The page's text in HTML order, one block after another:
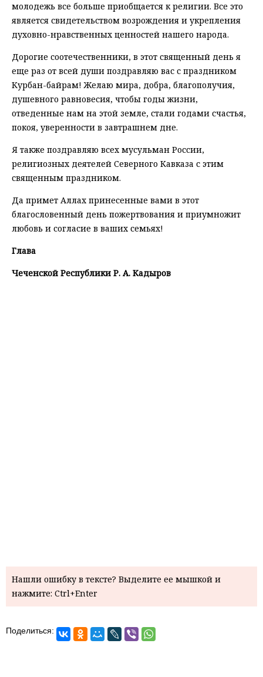
молодежь все больше приобщается к религии. Все это
является свидетельством возрождения и укрепления
духовно-нравственных ценностей нашего народа.
Дорогие соотечественники, в этот священный день я
еще раз от всей души поздравляю вас с праздником
Курбан-байрам! Желаю мира, добра, благополучия,
душевного равновесия, чтобы годы жизни,
отведенные нам на этой земле, стали годами счастья,
покоя, уверенности в завтрашнем дне.
Я также поздравляю всех мусульман России,
религиозных деятелей Северного Кавказа с этим
священным праздником.
Да примет Аллах принесенные вами в этот
благословенный день пожертвования и приумножит
любовь и согласие в ваших семьях!
Глава
Чеченской Республики Р. А. Кадыров
Нашли ошибку в тексте? Выделите ее мышкой и
нажмите: Ctrl+Enter
Поделиться: